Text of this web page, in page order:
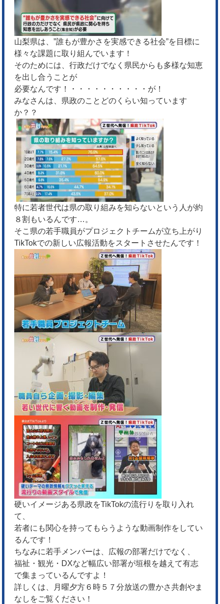
山梨県は、”誰もが豊かさを実感できる社会”を目標に
様々な課題に取り組んでいます！
そのためには、行政だけでなく県民からも多様な知恵
を出し合うことが
必要なんです！・・・・・・・・・・が！
みなさんは、県政のことどのくらい知っています
か？？
特に若者世代は県の取り組みを知らないという人が約
８割もいるんです…。
そこ県の若手職員がプロジェクトチームが立ち上がり
TikTokでの新しい広報活動をスタートさせたんです！
硬いイメージある県政をTikTokの流行りを取り入れ
て、
若者にも関心を持ってもらうような動画制作をしてい
るんです！
ちなみに若手メンバーは、広報の部署だけでなく、
福祉・観光・DXなど幅広い部署が垣根を越えて有志
で集まっているんですよ！
詳しくは、月曜夕方６時５７分放送の豊かさ共創やま
なしをご覧ください！